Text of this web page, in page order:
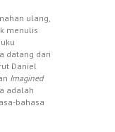
ulang,
menulis
datang dari
Daniel
Imagined
adalah
bahasa